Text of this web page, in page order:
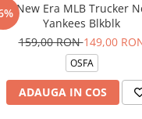
New Era MLB Trucker
Yankees Blkblk
159,00 RON149,00
OSFA
ADAUGA IN COS